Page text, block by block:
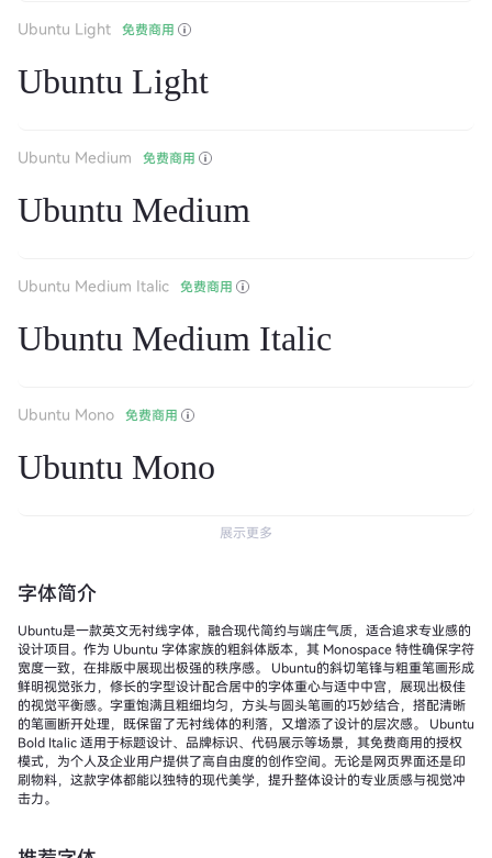
Ubuntu Light 免费商用
Ubuntu Light
Ubuntu Medium 免费商用
Ubuntu Medium
Ubuntu Medium Italic 免费商用
Ubuntu Medium Italic
Ubuntu Mono 免费商用
Ubuntu Mono
展示更多
字体简介
Ubuntu是一款英文无衬线字体，融合现代简约与端庄气质，适合追求专业感的
设计项目。作为 Ubuntu 字体家族的粗斜体版本，其 Monospace 特性确保字符
宽度一致，在排版中展现出极强的秩序感。 Ubuntu的斜切笔锋与粗重笔画形成
鲜明视觉张力，修长的字型设计配合居中的字体重心与适中中宫，展现出极佳
的视觉平衡感。字重饱满且粗细均匀，方头与圆头笔画的巧妙结合，搭配清晰
的笔画断开处理，既保留了无衬线体的利落，又增添了设计的层次感。 Ubuntu
Bold Italic 适用于标题设计、品牌标识、代码展示等场景，其免费商用的授权
模式，为个人及企业用户提供了高自由度的创作空间。无论是网页界面还是印
刷物料，这款字体都能以独特的现代美学，提升整体设计的专业质感与视觉冲
击力。